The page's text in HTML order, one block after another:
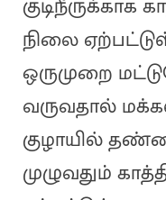
குடிநீருக்காக
நிலை
ஒருமுறை
வருவதால்
குழாயில்
முழுவதும்